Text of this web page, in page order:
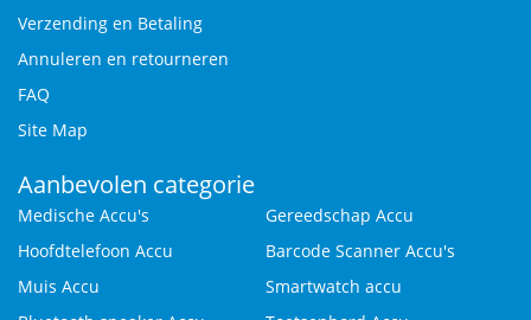
Verzending en Betaling
Annuleren en retourneren
FAQ
Site Map
Aanbevolen categorie
Medische Accu's
Gereedschap Accu
Hoofdtelefoon Accu
Barcode Scanner Accu's
Muis Accu
Smartwatch accu